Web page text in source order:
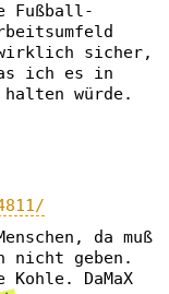
Fußball-
sicher,
ich es in
halten würde.
da muß
nicht geben.
DaMaX